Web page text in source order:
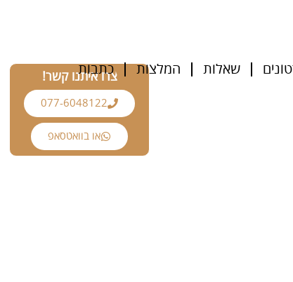
שאלות המלצות כתבות
צרו איתנו קשר!
077-6048122
או בוואטסאפ